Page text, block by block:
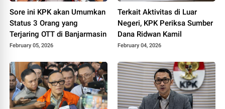
Sore ini KPK akan Umumkan
Status 3 Orang yang
Terjaring OTT di Banjarmasin
February 05, 2026
Terkait Aktivitas di Luar
Negeri, KPK Periksa Sumber
Dana Ridwan Kamil
February 04, 2026